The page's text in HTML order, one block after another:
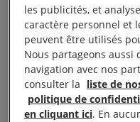
les publicités, et
caractère personnel et
peuvent être utilisés
Nous partageons
navigation avec nos
consulter la liste de
politique de
en cliquant ici. En